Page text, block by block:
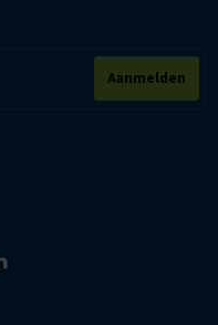
Aanmelden